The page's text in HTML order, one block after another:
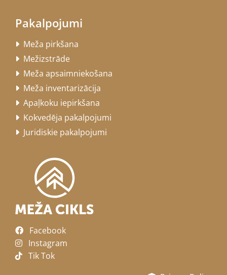
Pakalpojumi
 Meža pirkšana
 Mežizstrāde
 Meža apsaimniekošana
 Meža inventarizācija
 Apaļkoku iepirkšana
 Kokvedēja pakalpojumi
 Juridiskie pakalpojumi
 Facebook
 Instagram
 Tik Tok